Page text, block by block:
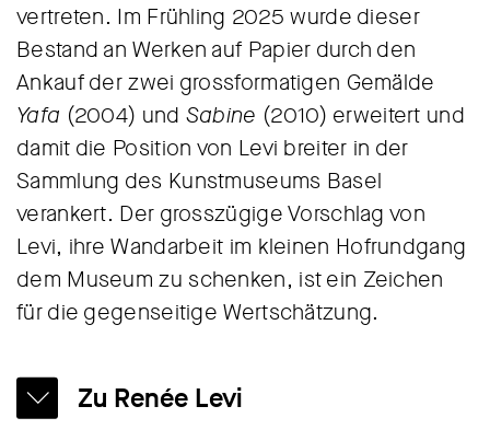
vertreten. Im Frühling 2025 wurde dieser
Bestand an Werken auf Papier durch den
Ankauf der zwei grossformatigen Gemälde
Yafa (2004) und Sabine (2010) erweitert und
damit die Position von Levi breiter in der
Sammlung des Kunstmuseums Basel
verankert. Der grosszügige Vorschlag von
Levi, ihre Wandarbeit im kleinen Hofrundgang
dem Museum zu schenken, ist ein Zeichen
für die gegenseitige Wertschätzung.
Zu Renée Levi